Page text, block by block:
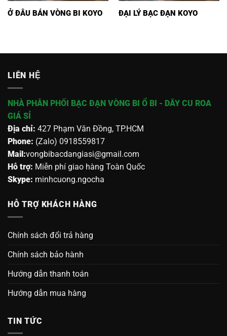
Ở ĐÂU BÁN VÒNG BI KOYO ĐẠI LÝ BẠC ĐẠN KOYO
LIÊN HỆ
NHÀ PHÂN PHỐI BẠC ĐẠN VÒNG BI Ổ BI - DÂY CU ROA
GIÁ SỈ
Địa chỉ: 427 Phạm Văn Đồng, TP.HCM
Phone: (Zalo) 0918559817
Mail:vongbibacdangiasi@gmail.com
Hỗ trợ: Miễn phí giao hàng Toàn Quốc
Skype: minhcuong.ngocha
HỖ TRỢ KHÁCH HÀNG
Chính sách đổi trả hàng
Chính sách bảo hành
Hướng dẫn thanh toán
Hướng dẫn mua hàng
TIN TỨC